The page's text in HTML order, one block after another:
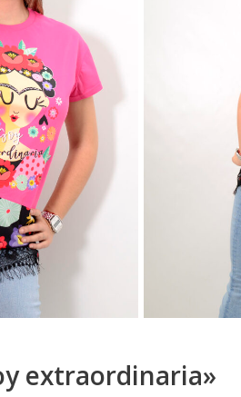
extraordinaria»